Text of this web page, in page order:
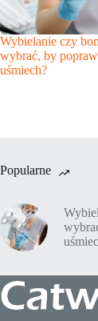
Wybielanie czy
wybrać, by
uśmiech?
Popularne